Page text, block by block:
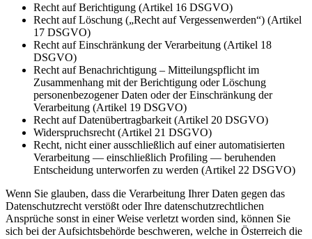
Recht auf Berichtigung (Artikel 16 DSGVO)
Recht auf Löschung („Recht auf Vergessenwerden“) (Artikel
17 DSGVO)
Recht auf Einschränkung der Verarbeitung (Artikel 18
DSGVO)
Recht auf Benachrichtigung – Mitteilungspflicht im
Zusammenhang mit der Berichtigung oder Löschung
personenbezogener Daten oder der Einschränkung der
Verarbeitung (Artikel 19 DSGVO)
Recht auf Datenübertragbarkeit (Artikel 20 DSGVO)
Widerspruchsrecht (Artikel 21 DSGVO)
Recht, nicht einer ausschließlich auf einer automatisierten
Verarbeitung — einschließlich Profiling — beruhenden
Entscheidung unterworfen zu werden (Artikel 22 DSGVO)
Wenn Sie glauben, dass die Verarbeitung Ihrer Daten gegen das
Datenschutzrecht verstößt oder Ihre datenschutzrechtlichen
Ansprüche sonst in einer Weise verletzt worden sind, können Sie
sich bei der Aufsichtsbehörde beschweren, welche in Österreich die